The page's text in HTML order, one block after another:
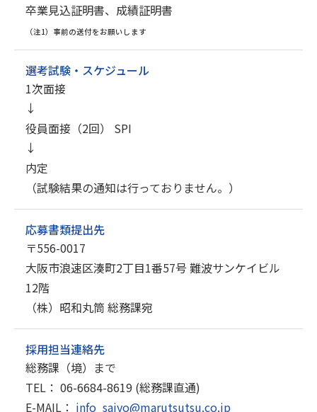
卒業見込証明書、成績証明書
（注1）事前の送付をお願いします
選考試験・スケジュール
1次面接
→
役員面接（2回） SPI
→
内定
（試験結果の通知は行っておりません。）
応募書類提出先
〒556-0017
大阪市浪速区湊町2丁目1番57号 難波サンケイビル
12階
（株）昭和丸筒 総務課宛
採用担当連絡先
総務課（境）まで
TEL： 06-6684-8619 (総務課直通)
E-MAIL： info_saiyo@marutsutsu.co.jp